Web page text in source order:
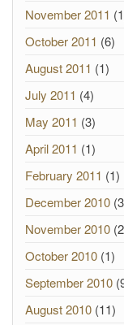
November 2011
October 2011 (6)
August 2011 (1)
July 2011 (4)
May 2011 (3)
April 2011 (1)
February 2011 (1)
December 2010
November 2010
October 2010 (1)
September 2010
August 2010 (11)